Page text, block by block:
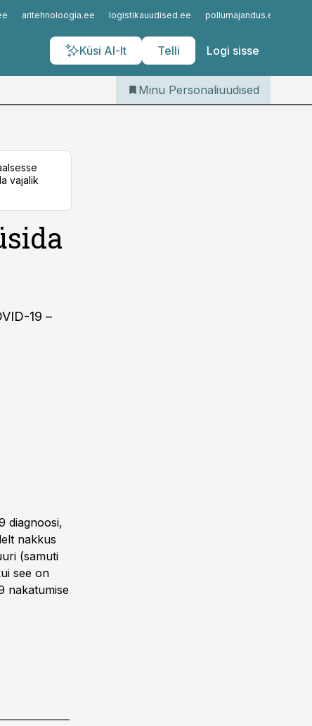
aritehnoloogia.ee logistikauudised.ee pollumajandus.ee
Küsi AI-lt Telli Logi sisse
Iseteenindus
Telli Personaliuudised
Minu Personaliuudised
vajalik
19 –
diagnoosi,
nakkus
(samuti
see on
nakatumise